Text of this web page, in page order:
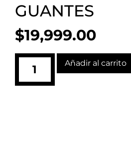
GUANTES
$19,999.00
Añadir al carrito